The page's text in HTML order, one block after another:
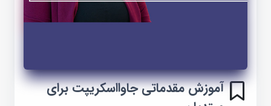
آموزش مقدماتی جاوااسکریپت برای